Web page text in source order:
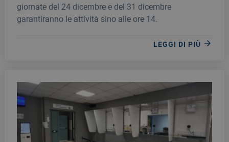
giornate del 24 dicembre e del 31 dicembre
garantiranno le attività sino alle ore 14.
LEGGI DI PIÙ